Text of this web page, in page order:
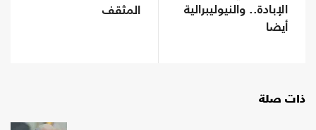
الإبادة.. والنيوليبرالية
أيضا
المثقف
ذات صلة